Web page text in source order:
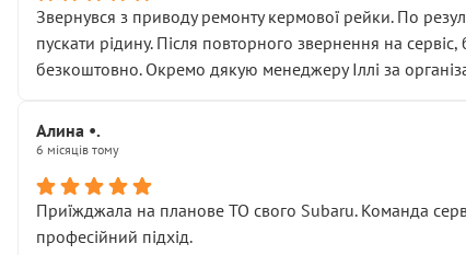
Звернувся з приводу ремонту кермової рейки. По
пускати рідину. Після повторного звернення на
безкоштовно. Окремо дякую менеджеру Іллі за
Алина •.
6 місяців тому
Приїжджала на планове ТО свого Subaru. Команда
професійний підхід.